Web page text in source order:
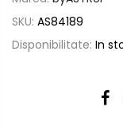
SKU: AS84189
Disponibilitate: In